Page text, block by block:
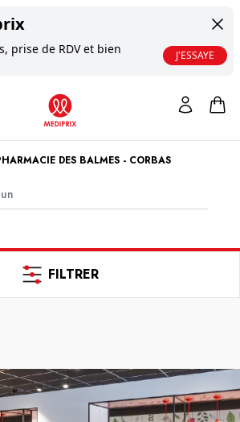
prise de RDV et bien
J'ESSAYE
DES BALMES - CORBAS
FILTRER